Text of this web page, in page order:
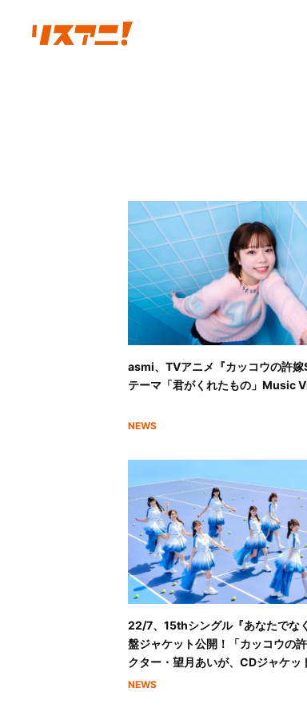
asmi、TVアニメ『カッコウの許
テーマ「君がくれたもの」Music
NEWS
22/7、15thシングル『あなたでな
盤ジャケット公開！「カッコウの
クター・望月あいが、CDジャケッ
NEWS